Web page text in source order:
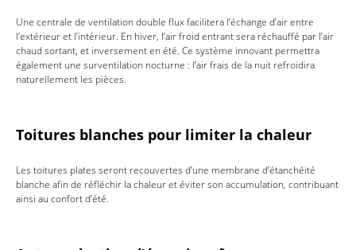
Une centrale de ventilation double flux facilitera l’échange d’air entre
l’extérieur et l’intérieur. En hiver, l’air froid entrant sera réchauffé par l’air
chaud sortant, et inversement en été. Ce système innovant permettra
également une surventilation nocturne : l’air frais de la nuit refroidira
naturellement les pièces.
Toitures blanches pour limiter la chaleur
Les toitures plates seront recouvertes d’une membrane d’étanchéité
blanche afin de réfléchir la chaleur et éviter son accumulation, contribuant
ainsi au confort d’été.